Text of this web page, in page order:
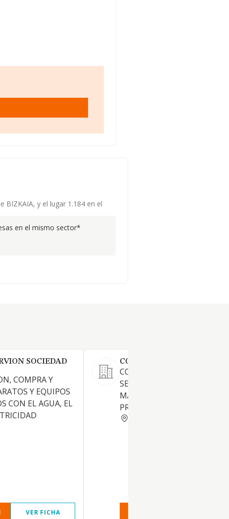
BIZKAIA, y el lugar 1.184 en el
en el mismo sector*
SOCIEDAD
COMPRA Y
Y EQUIPOS
CON EL AGUA, EL
VER FICHA
CONTROL NO
CONTROL INDUSTRIAL PARA
SERVICIO DE CALIDAD,
MANTENIMIENTO Y
PRODUCCION.